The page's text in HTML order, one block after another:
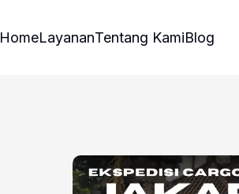
HomeLayananTentang KamiBlog